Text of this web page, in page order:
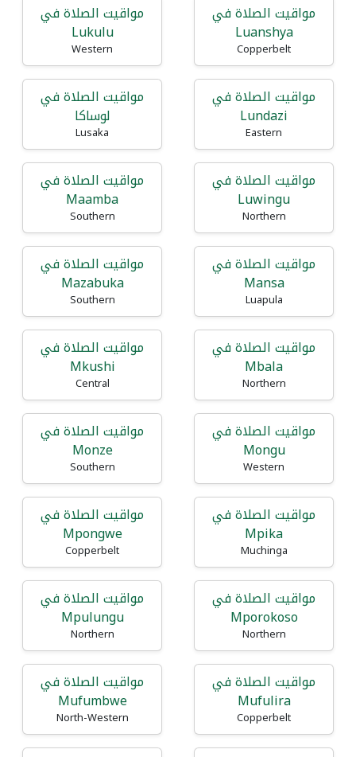
مواقيت الصلاة في
Luanshya
Copperbelt
مواقيت الصلاة في
Lukulu
Western
مواقيت الصلاة في
Lundazi
Eastern
مواقيت الصلاة في
لوساكا
Lusaka
مواقيت الصلاة في
Luwingu
Northern
مواقيت الصلاة في
Maamba
Southern
مواقيت الصلاة في
Mansa
Luapula
مواقيت الصلاة في
Mazabuka
Southern
مواقيت الصلاة في
Mbala
Northern
مواقيت الصلاة في
Mkushi
Central
مواقيت الصلاة في
Mongu
Western
مواقيت الصلاة في
Monze
Southern
مواقيت الصلاة في
Mpika
Muchinga
مواقيت الصلاة في
Mpongwe
Copperbelt
مواقيت الصلاة في
Mporokoso
Northern
مواقيت الصلاة في
Mpulungu
Northern
مواقيت الصلاة في
Mufulira
Copperbelt
مواقيت الصلاة في
Mufumbwe
North-Western